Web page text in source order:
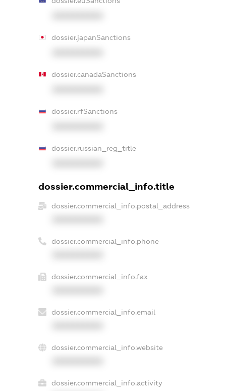
dossier.japanSanctions
dossier.canadaSanctions
dossier.rfSanctions
dossier.russian_reg_title
dossier.commercial_info.title
dossier.commercial_info.postal_address
dossier.commercial_info.phone
dossier.commercial_info.fax
dossier.commercial_info.email
dossier.commercial_info.website
dossier.commercial_info.activity